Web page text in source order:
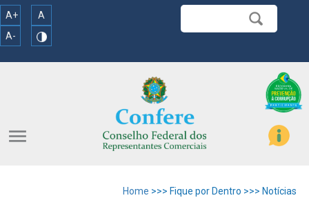
A+
A
A-
menu
Home >>> Fique por Dentro >>> Notícias